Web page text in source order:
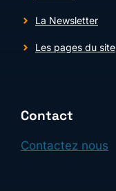
La Newsletter
Les pages du site
Contact
Contactez nous